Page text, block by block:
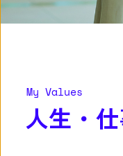
My Values
人生・